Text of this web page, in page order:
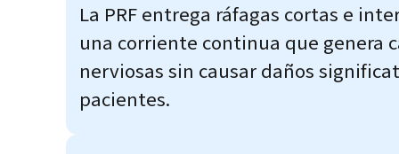
La PRF entrega ráfagas cortas e
una corriente continua que genera
nerviosas sin causar daños
pacientes.